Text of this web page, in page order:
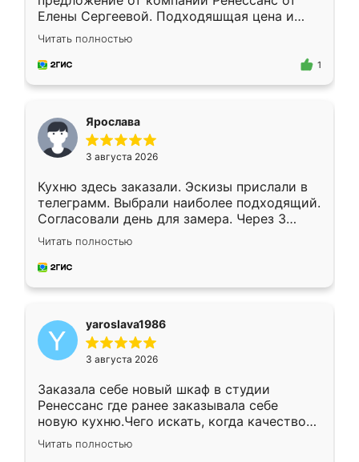
Елены Сергеевой. Подходяшщая цена и
короткие сроки изготовления. Приехавший
для замера сотрудник Владислав
предложил по моему эскизу самый
Читать полностью
1
Ярослава
3 августа 2026
Кухню здесь заказали. Эскизы прислали в
телеграмм. Выбрали наиболее подходящий.
Согласовали день для замера. Через 3
недели кухня была уже готова. Остались
довольны работой. Спасибо Ренессанс
мебель за качественную работу!
Читать полностью
yaroslava1986
3 августа 2026
Заказала себе новый шкаф в студии
Ренессанс где ранее заказывала себе
новую кухню.Чего искать, когда качеством
вполне довольна. Служит кухня уже почти
два года, нареканий нет.
Читать полностью